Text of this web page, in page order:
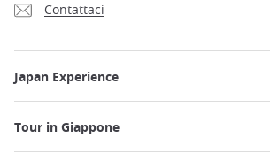
Contattaci
Japan Experience
Tour in Giappone